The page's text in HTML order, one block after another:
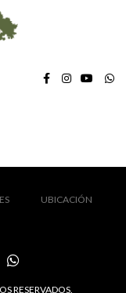
UBICACIÓN
RESERVADOS.